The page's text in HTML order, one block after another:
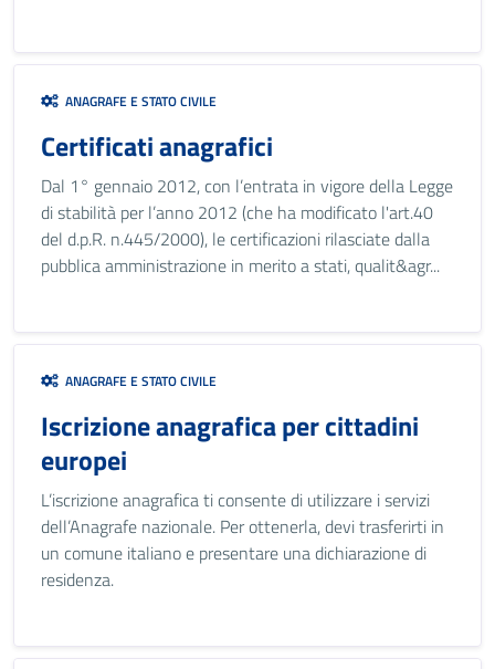
ANAGRAFE E STATO CIVILE
Certificati anagrafici
Dal 1° gennaio 2012, con l’entrata in vigore della Legge
di stabilità per l’anno 2012 (che ha modificato l'art.40
del d.p.R. n.445/2000), le certificazioni rilasciate dalla
pubblica amministrazione in merito a stati, qualit&agr...
ANAGRAFE E STATO CIVILE
Iscrizione anagrafica per cittadini
europei
L’iscrizione anagrafica ti consente di utilizzare i servizi
dell’Anagrafe nazionale. Per ottenerla, devi trasferirti in
un comune italiano e presentare una dichiarazione di
residenza.